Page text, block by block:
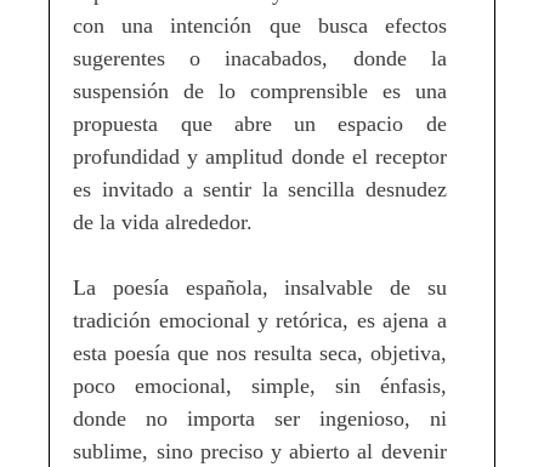
con una intención que busca efectos
sugerentes o inacabados, donde la
suspensión de lo comprensible es una
propuesta que abre un espacio de
profundidad y amplitud donde el receptor
es invitado a sentir la sencilla desnudez
de la vida alrededor.
La poesía española, insalvable de su
tradición emocional y retórica, es ajena a
esta poesía que nos resulta seca, objetiva,
poco emocional, simple, sin énfasis,
donde no importa ser ingenioso, ni
sublime, sino preciso y abierto al devenir